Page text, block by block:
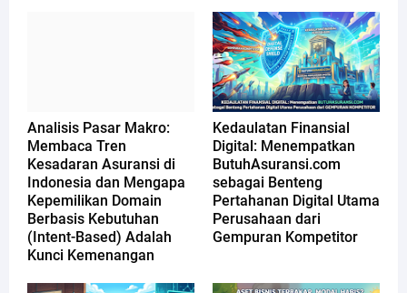
Analisis Pasar Makro:
Membaca Tren
Kesadaran Asuransi di
Indonesia dan Mengapa
Kepemilikan Domain
Berbasis Kebutuhan
(Intent-Based) Adalah
Kunci Kemenangan
Kedaulatan Finansial
Digital: Menempatkan
ButuhAsuransi.com
sebagai Benteng
Pertahanan Digital Utama
Perusahaan dari
Gempuran Kompetitor